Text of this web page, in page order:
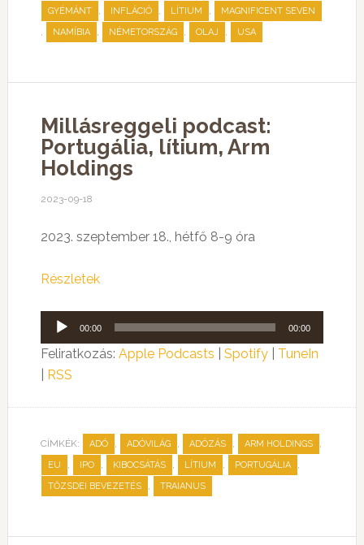
GYÉMÁNT , INFLÁCIÓ , LÍTIUM , MAGNIFICENT SEVEN
, NAMÍBIA , NÉMETORSZÁG , OLAJ , USA
Millásreggeli podcast:
Portugália, lítium, Arm
Holdings
2023-09-18
2023. szeptember 18., hétfő 8-9 óra
Részletek
Audió
lejátszó
00:00 00:00
Feliratkozás: Apple Podcasts Spotify| TuneIn
RSS
CÍMKÉK: ADÓ , ADÓVILÁG , ADÓZÁS , ARM HOLDINGS ,
EU , IPO , KIBOCSÁTÁS , LÍTIUM , PORTUGÁLIA ,
TŐZSDEI BEVEZETÉS , TRAIANUS